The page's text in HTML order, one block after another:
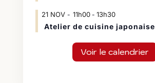
21 NOV 11h00- 13h30
Atelier de cuisine japonaise
Voir le calendrier